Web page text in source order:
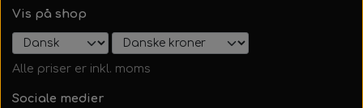
Vis på shop
Alle priser er inkl. moms
Sociale medier